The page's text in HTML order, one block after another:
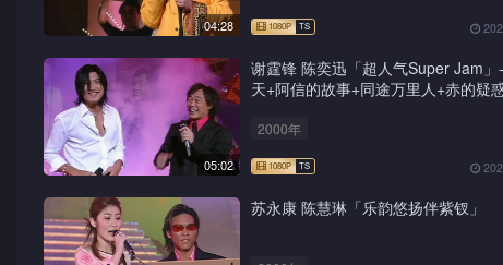
04:28
05:02
谢霆锋 陈奕迅「超人气Super Jam
天+阿信的故事+同途万里人+赤的疑
2000年
苏永康 陈慧琳「乐韵悠扬伴紫钗」